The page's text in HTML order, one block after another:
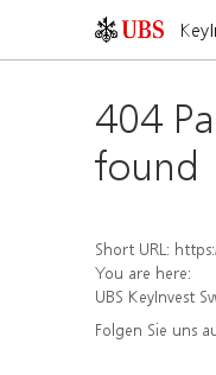
404
found
Short URL: https://
You are here:
UBS KeyInvest
Folgen Sie uns